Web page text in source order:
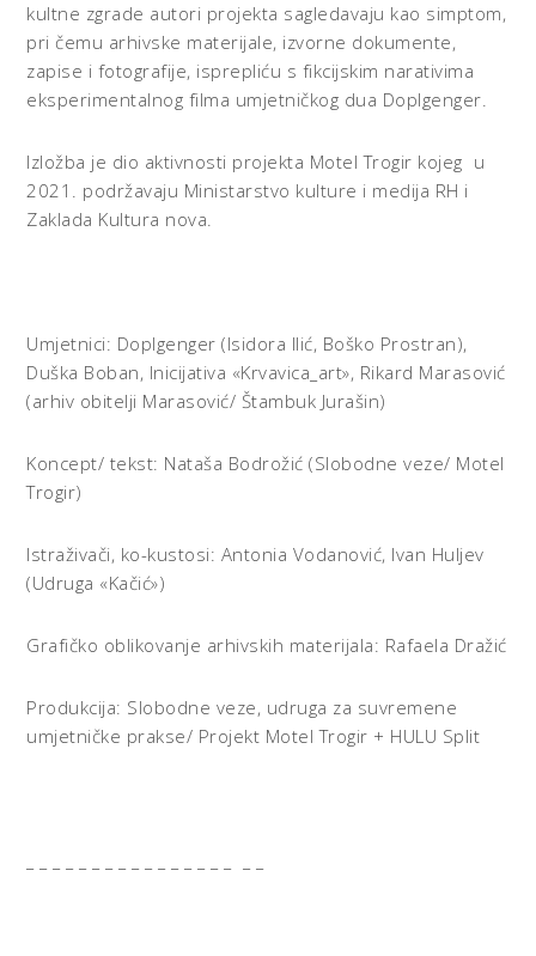
kultne zgrade autori projekta sagledavaju kao simptom,
pri čemu arhivske materijale, izvorne dokumente,
zapise i fotografije, isprepliću s fikcijskim narativima
eksperimentalnog filma umjetničkog dua Doplgenger.
Izložba je dio aktivnosti projekta Motel Trogir kojeg u
2021. podržavaju Ministarstvo kulture i medija RH i
Zaklada Kultura nova.
Umjetnici: Doplgenger (Isidora Ilić, Boško Prostran),
Duška Boban, Inicijativa «Krvavica_art», Rikard Marasović
(arhiv obitelji Marasović/ Štambuk Jurašin)
Koncept/ tekst: Nataša Bodrožić (Slobodne veze/ Motel
Trogir)
Istraživači, ko-kustosi: Antonia Vodanović, Ivan Huljev
(Udruga «Kačić»)
Grafičko oblikovanje arhivskih materijala: Rafaela Dražić
Produkcija: Slobodne veze, udruga za suvremene
umjetničke prakse/ Projekt Motel Trogir + HULU Split